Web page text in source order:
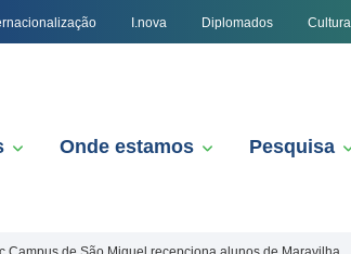
I.nova Diplomados Cultura
Onde estamos Pesquisa